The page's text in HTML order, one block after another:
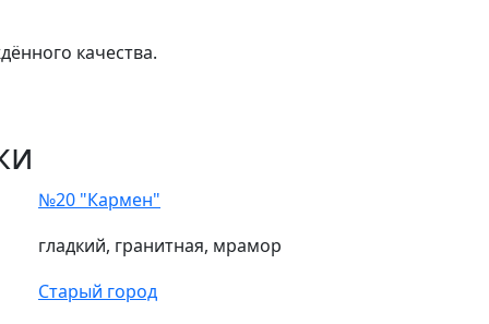
качества.
№20 "Кармен"
гладкий, гранитная, мрамор
Старый город